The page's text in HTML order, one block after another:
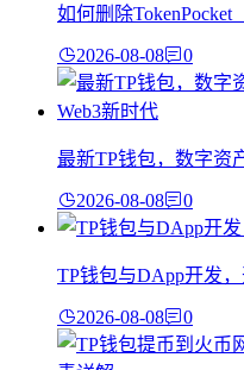
如何删除TokenPocket
2026-08-08 0
最新TP钱包，数字资
2026-08-08 0
TP钱包与DApp开发
2026-08-08 0